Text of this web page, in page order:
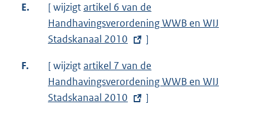
:
:
r
n
e
E. [ wijzigtE
x
t
r
n
e
artikel 6 van de
Handhavingsverordening WWB en WIJ
Stadskanaal 2010
]
F. [ wijzigtE
x
t
artikel 7 van de
Handhavingsverordening WWB en WIJ
Stadskanaal 2010
]